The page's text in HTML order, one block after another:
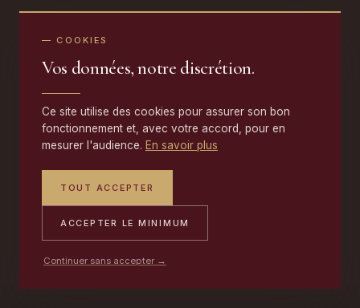
— COOKIES
Vos données, notre discrétion.
Ce site utilise des cookies pour assurer son bon
fonctionnement et, avec votre accord, pour en
mesurer l'audience. En savoir plus
TOUT ACCEPTER
ACCEPTER LE MINIMUM
Continuer sans accepter →